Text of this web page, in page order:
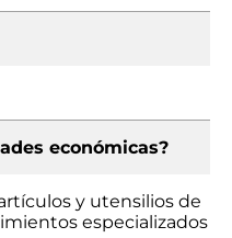
económicas?
y utensilios de
especializados